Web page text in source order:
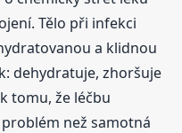
Tělo při infekci
a klidnou
dehydratuje, zhoršuje
tomu, že léčbu
než samotná